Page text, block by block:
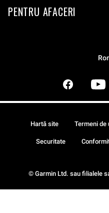
PENTRU AFACERI
© Garmin Ltd. sau filialele
Hartă site Termeni de
Securitate